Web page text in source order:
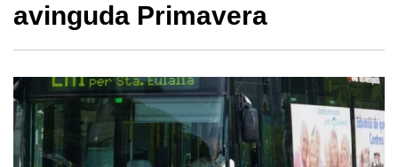
avinguda Primavera